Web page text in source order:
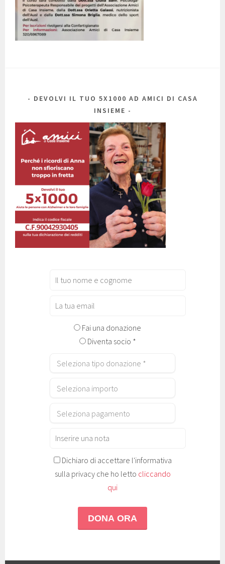
DEVOLVI IL TUO 5X1000 AD AMICI DI CASA
INSIEME
Fai una donazione
Diventa socio *
Dichiaro di accettare l'informativa
sulla privacy che ho letto cliccando
qui